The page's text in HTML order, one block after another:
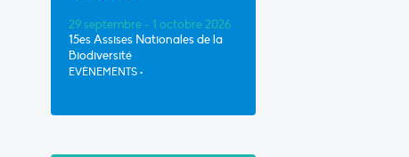
29 septembre - 1 octobre 2026
15es Assises Nationales de la
Biodiversité
EVÈNEMENTS •